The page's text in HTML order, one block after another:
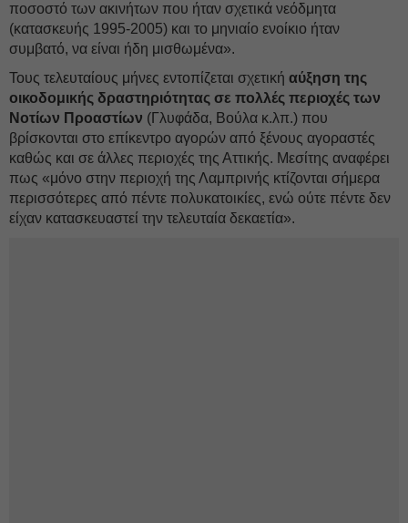
ποσοστό των ακινήτων που ήταν σχετικά νεόδμητα
(κατασκευής 1995-2005) και το μηνιαίο ενοίκιο ήταν
συμβατό, να είναι ήδη μισθωμένα».
Τους τελευταίους μήνες εντοπίζεται σχετική αύξηση της
οικοδομικής δραστηριότητας σε πολλές περιοχές των
Νοτίων Προαστίων (Γλυφάδα, Βούλα κ.λπ.) που
βρίσκονται στο επίκεντρο αγορών από ξένους αγοραστές
καθώς και σε άλλες περιοχές της Αττικής. Μεσίτης αναφέρει
πως «μόνο στην περιοχή της Λαμπρινής κτίζονται σήμερα
περισσότερες από πέντε πολυκατοικίες, ενώ ούτε πέντε δεν
είχαν κατασκευαστεί την τελευταία δεκαετία».